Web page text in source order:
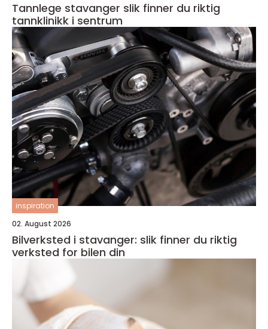
Tannlege stavanger slik finner du riktig
tannklinikk i sentrum
inspiration
02. August 2026
Bilverksted i stavanger: slik finner du riktig
verksted for bilen din